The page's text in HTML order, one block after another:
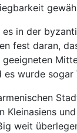
in der
fest daran,
wurde
Kleinasiens
weit